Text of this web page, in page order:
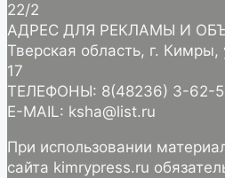
22/2
АДРЕС ДЛЯ РЕКЛАМЫ И
Тверская область, г. Кимры,
17
ТЕЛЕФОНЫ: 8(48236) 3-62-
E-MAIL: ksha@list.ru
При использовании
сайта kimrypress.ru